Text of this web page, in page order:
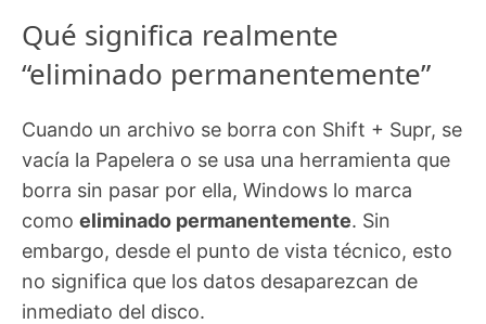
Qué significa realmente
“eliminado permanentemente”
Cuando un archivo se borra con Shift + Supr, se
vacía la Papelera o se usa una herramienta que
borra sin pasar por ella, Windows lo marca
como eliminado permanentemente. Sin
embargo, desde el punto de vista técnico, esto
no significa que los datos desaparezcan de
inmediato del disco.